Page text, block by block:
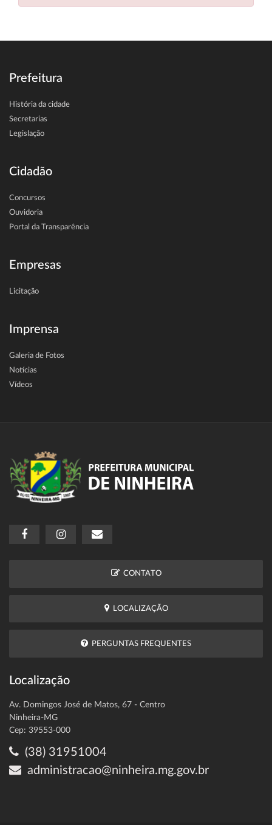
Prefeitura
História da cidade
Secretarias
Legislação
Cidadão
Concursos
Ouvidoria
Portal da Transparência
Empresas
Licitação
Imprensa
Galeria de Fotos
Notícias
Vídeos
CONTATO
LOCALIZAÇÃO
PERGUNTAS FREQUENTES
Localização
Av. Domingos José de Matos, 67 - Centro
Ninheira-MG
Cep: 39553-000
(38) 31951004
administracao@ninheira.mg.gov.br